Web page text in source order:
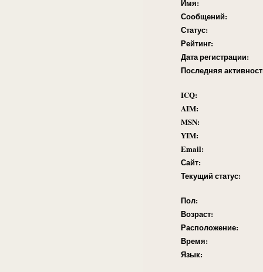
Имя:
Сообщений:
Статус:
Рейтинг:
Дата регистрации:
Последняя
ICQ:
AIM:
MSN:
YIM:
Email:
Сайт:
Текущий статус:
Пол:
Возраст:
Расположение:
Время:
Язык: